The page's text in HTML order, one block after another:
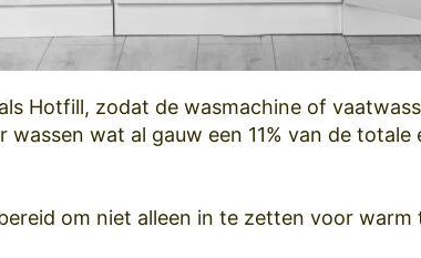
Hotfill, zodat de wasmachine of
wassen wat al gauw een 11% van de
om niet alleen in te zetten voor